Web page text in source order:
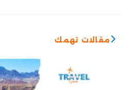
مقالات تهمك